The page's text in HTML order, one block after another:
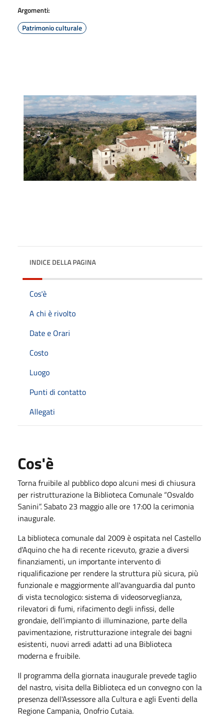
Argomenti:
Patrimonio culturale
INDICE DELLA PAGINA
Cos'è
A chi è rivolto
Date e Orari
Costo
Luogo
Punti di contatto
Allegati
Cos'è
Torna fruibile al pubblico dopo alcuni mesi di chiusura
per ristrutturazione la Biblioteca Comunale “Osvaldo
Sanini”. Sabato 23 maggio alle ore 17:00 la cerimonia
inaugurale.
La biblioteca comunale dal 2009 è ospitata nel Castello
d’Aquino che ha di recente ricevuto, grazie a diversi
finanziamenti, un importante intervento di
riqualificazione per rendere la struttura più sicura, più
funzionale e maggiormente all'avanguardia dal punto
di vista tecnologico: sistema di videosorveglianza,
rilevatori di fumi, rifacimento degli infissi, delle
grondaie, dell’impianto di illuminazione, parte della
pavimentazione, ristrutturazione integrale dei bagni
esistenti, nuovi arredi adatti ad una Biblioteca
moderna e fruibile.
Il programma della giornata inaugurale prevede taglio
del nastro, visita della Biblioteca ed un convegno con la
presenza dell'Assessore alla Cultura e agli Eventi della
Regione Campania, Onofrio Cutaia.